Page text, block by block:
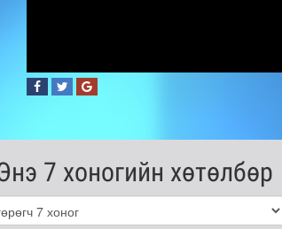
7 хоногийн хөтөлбөр